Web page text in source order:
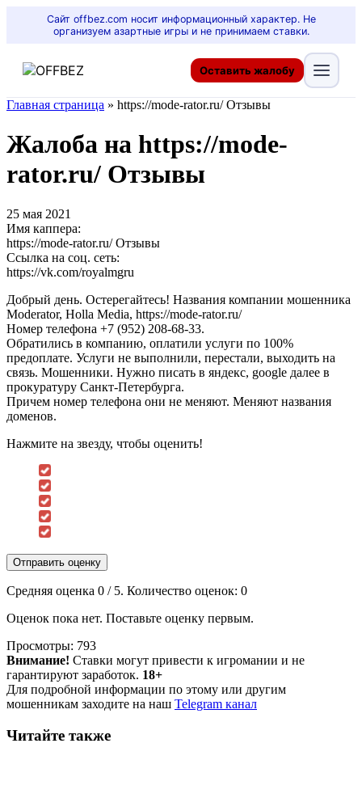
Сайт offbez.com носит информационный характер. Не
организуем азартные игры и не принимаем ставки.
Оставить жалобу
Главная страница » https://mode-rator.ru/ Отзывы
Жалоба на https://mode-
rator.ru/ Отзывы
25 мая 2021
Имя каппера:
https://mode-rator.ru/ Отзывы
Ссылка на соц. сеть:
https://vk.com/royalmgru
Добрый день. Остерегайтесь! Названия компании мошенника
Moderator, Holla Media, https://mode-rator.ru/
Номер телефона +7 (952) 208-68-33.
Обратились в компанию, оплатили услуги по 100%
предоплате. Услуги не выполнили, перестали, выходить на
связь. Мошенники. Нужно писать в яндекс, google далее в
прокуратуру Санкт-Петербурга.
Причем номер телефона они не меняют. Меняют названия
доменов.
Нажмите на звезду, чтобы оценить!
Отправить оценку
Средняя оценка 0 / 5. Количество оценок: 0
Оценок пока нет. Поставьте оценку первым.
Просмотры: 793
Внимание! Ставки могут привести к игромании и не
гарантируют заработок. 18+
Для подробной информации по этому или другим
мошенникам заходите на наш Telegram канал
Читайте также